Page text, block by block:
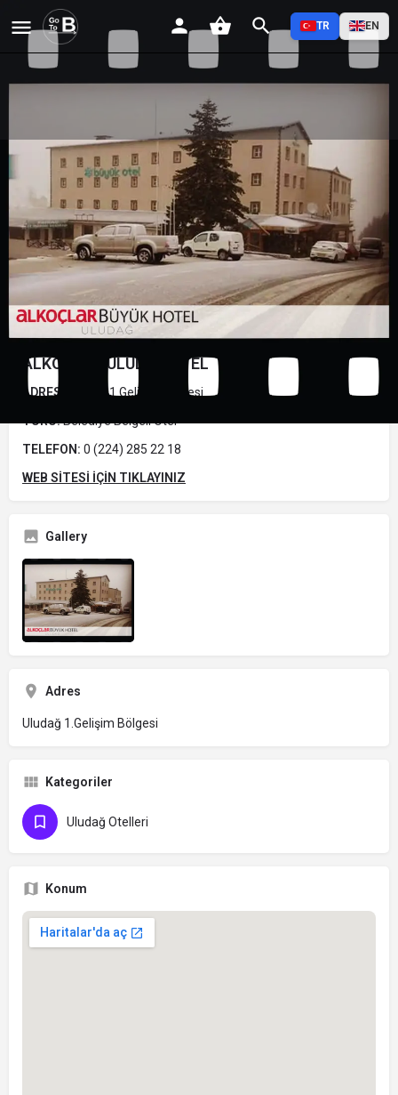
TR EN
ALKOÇLAR ULUDAĞ OTEL
Profil Yorumlar 0 Etkinlikler Jobs
Favorilere Ekle Paylaş Yorum Yap
Açıklama
ALKOÇLAR ULUDAĞ OTEL
ADRES:
Uludağ 1.Gelişim Bölgesi
TÜRÜ:Belediye Belgeli Otel
TELEFON: 0 (224) 285 22 18
WEB SİTESİ İÇİN TIKLAYINIZ
Gallery
Adres
Uludağ 1.Gelişim Bölgesi
Kategoriler
Uludağ Otelleri
Konum